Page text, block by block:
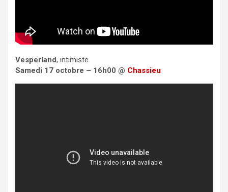
Vesperland, intimiste
Samedi 17 octobre – 16h00 @ Chassieu